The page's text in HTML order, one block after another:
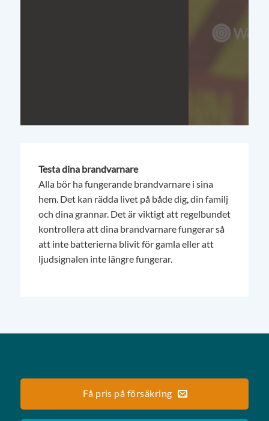
Testa dina brandvarnare
Alla bör ha fungerande brandvarnare i sina
hem. Det kan rädda livet på både dig, din familj
och dina grannar. Det är viktigt att regelbundet
kontrollera att dina brandvarnare fungerar så
att inte batterierna blivit för gamla eller att
ljudsignalen inte längre fungerar.
Få pris på försäkring